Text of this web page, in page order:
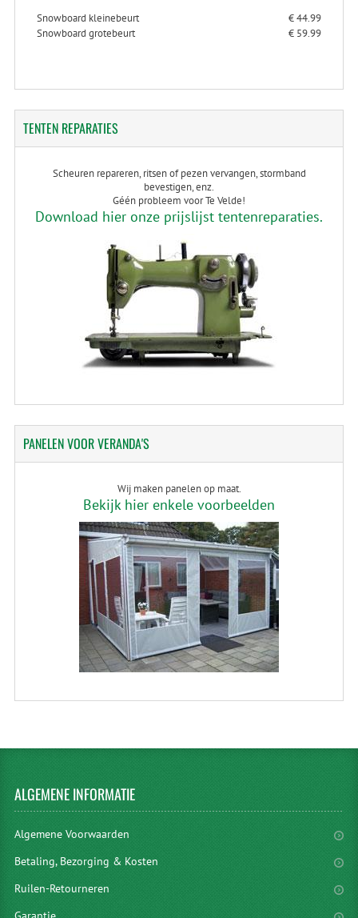
Snowboard kleinebeurt
€ 44.99
Snowboard grotebeurt
€ 59.99
TENTENREPARATIES
Scheuren repareren, ritsen of pezen vervangen, stormband
bevestigen, enz.
Géén probleem voor Te Velde!
Download hier onze prijslijst tentenreparaties.
PANELENVOOR VERANDA'S
Wij maken panelen op maat.
Bekijk hier enkele voorbeelden
ALGEMENEINFORMATIE
Algemene Voorwaarden
Betaling, Bezorging & Kosten
Ruilen-Retourneren